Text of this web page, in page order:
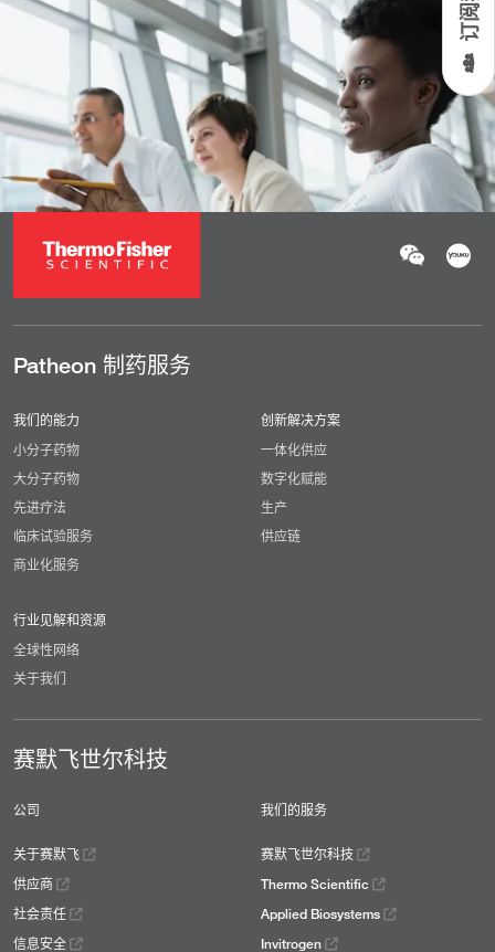
Patheon 制药服务
我们的能力
小分子药物
大分子药物
先进疗法
临床试验服务
商业化服务
创新解决方案
一体化供应
数字化赋能
生产
供应链
行业见解和资源
全球性网络
关于我们
赛默飞世尔科技
公司
关于赛默飞
供应商
社会责任
信息安全
我们的服务
赛默飞世尔科技
Thermo Scientific
Applied Biosystems
Invitrogen